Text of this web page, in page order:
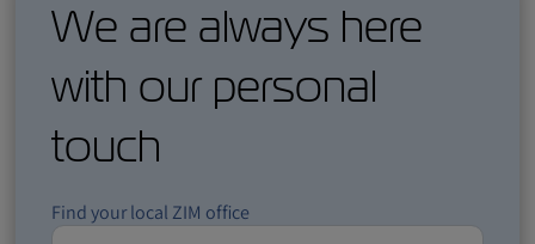
We are always here
with our personal
touch
Find your local ZIM office